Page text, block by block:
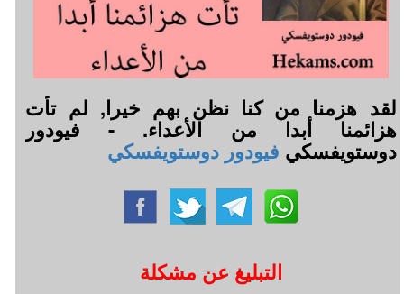
لقد هزمنا من كنا نظن بهم خيرا, لم تأت
هزائمنا أبدا من الأعداء. - فيودور
دوستويفسكي فيودور دوستويفسكي
التبليغ عن مشكلة